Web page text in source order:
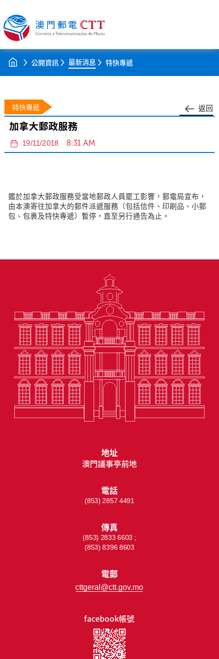
公開資訊 最新消息 特快專遞
返回
特快專遞
加拿大郵政服務
19/11/2018 8:31 AM
鑑於加拿大郵政服務受當地郵政人員罷工影響，郵電局宣布，
由本澳寄往加拿大的郵件派遞服務（包括信件、印刷品、小郵
包、包裹及特快專遞）暫停，直至另行通告為止。
facebook帳號
地址
澳門議事亭前地
電話
(853) 2857 4491
傳真
(853) 2833 6603 ;
(853) 8396 8603
電郵
cttgeral@ctt.gov.mo